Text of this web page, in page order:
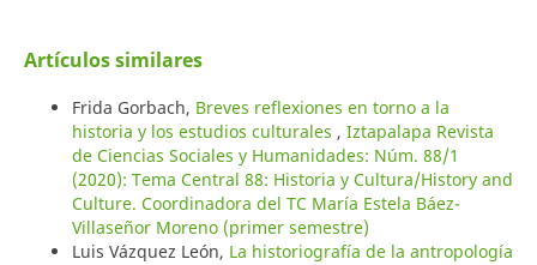
Artículos similares
Frida Gorbach, Breves reflexiones en torno a la
historia y los estudios culturales , Iztapalapa Revista
de Ciencias Sociales y Humanidades: Núm. 88/1
(2020): Tema Central 88: Historia y Cultura/History and
Culture. Coordinadora del TC María Estela Báez-
Villaseñor Moreno (primer semestre)
Luis Vázquez León, La historiografía de la antropología